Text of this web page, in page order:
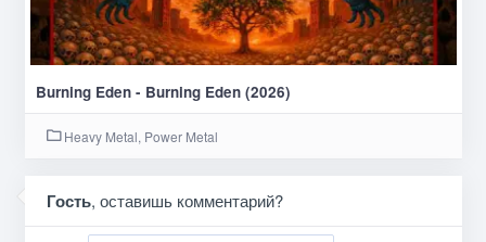
Burning Eden - Burning Eden (2026)
Heavy Metal, Power Metal
Гость, оставишь комментарий?